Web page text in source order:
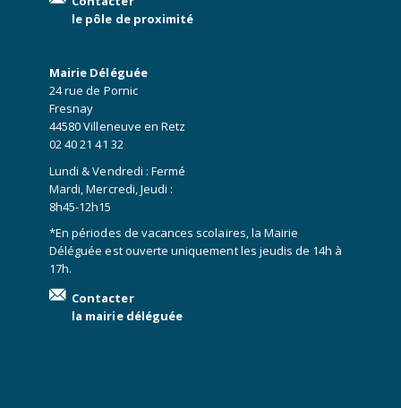
le pôle de proximité
Mairie Déléguée
24 rue de Pornic
Fresnay
44580 Villeneuve en Retz
02 40 21 41 32
Lundi & Vendredi : Fermé
Mardi, Mercredi, Jeudi :
8h45-12h15
*En périodes de vacances scolaires, la Mairie
Déléguée est ouverte uniquement les jeudis de 14h à
17h.
Contacter
la mairie déléguée